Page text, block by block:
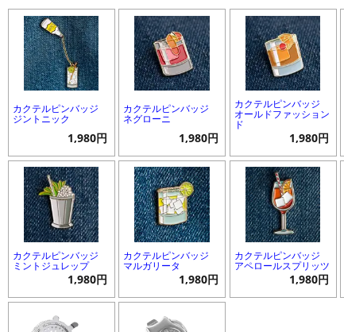
カクテルピンバッジ
ジントニック
1,980円
カクテルピンバッジ
ネグローニ
1,980円
カクテルピンバッジ
オールドファッション
ド
1,980円
カクテルピンバッジ
ミントジュレップ
1,980円
カクテルピンバッジ
マルガリータ
1,980円
カクテルピンバッジ
アペロールスプリッツ
1,980円